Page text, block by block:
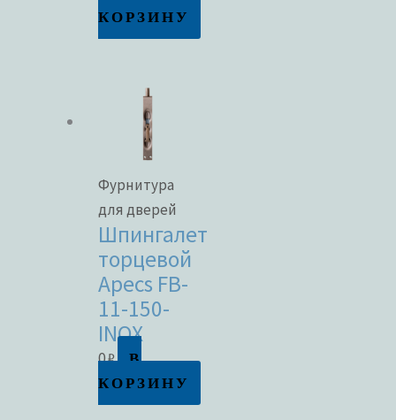
КОРЗИНУ
Фурнитура
для дверей
Шпингалет
торцевой
Apecs FB-
11-150-
INOX
0₽
В
КОРЗИНУ